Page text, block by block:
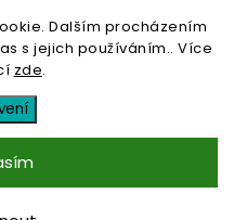
Dalším procházením
s jejich používáním.. Více
zde.